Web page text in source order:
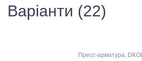
Варіанти (22)
Пресс-арматура, DKOL